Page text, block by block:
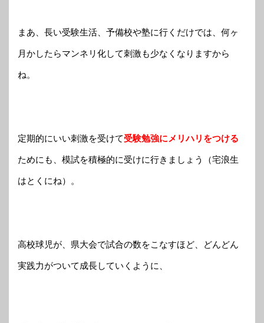
まあ、長い受験生活、予備校や塾に行くだけでは、何ヶ
月かしたらマンネリ化して刺激も少なくなりますから
ね。
定期的にいい刺激を受けて受験勉強にメリハリをつける
ためにも、模試を積極的に受けに行きましょう（宅浪生
はとくにね）。
高校球児が、県大会で試合の数をこなすほど、どんどん
実践力がついて成長していくように、